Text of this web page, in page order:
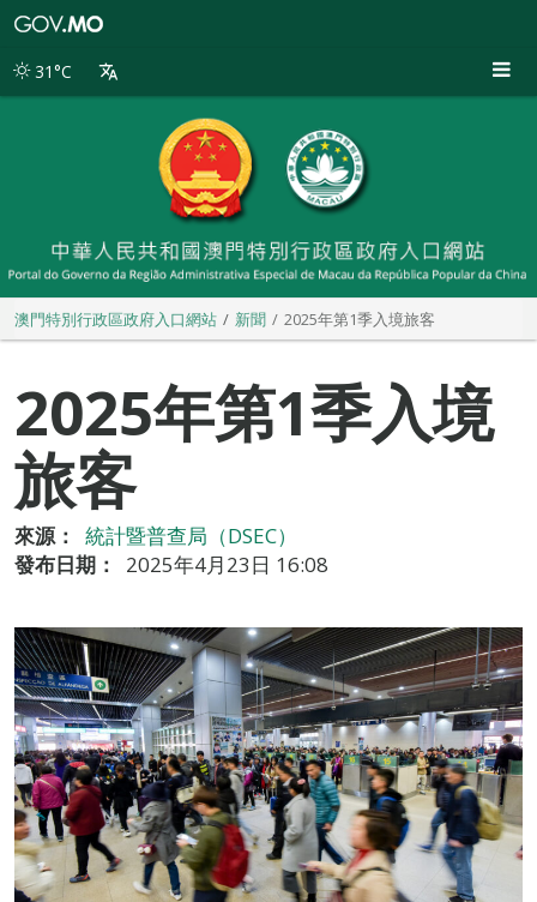
別
31°C
澳門特別行政區政府入口網站 新聞 2025年第1季入境旅客
2025年第1季入境
旅客
來源：
統計暨普查局（DSEC）
發布日期：
2025年4月23日 16:08